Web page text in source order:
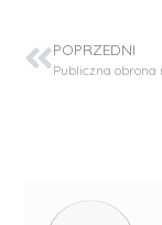
POPRZEDNI